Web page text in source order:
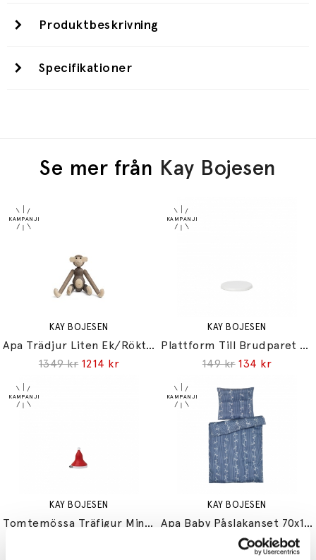
Produktbeskrivning
Specifikationer
Se mer från Kay Bojesen
KAY BOJESEN
Apa Trädjur Liten Ek/Rökt Ek
1349 kr 1214 kr
KAY BOJESEN
Plattform Till Brudparet Mini Träfigurer Vit
149 kr 134 kr
KAY BOJESEN
Tomtemössa Träfigur Mini Röd/Vit
KAY BOJESEN
Apa Baby Påslakanset 70x100cm Blå
539 kr